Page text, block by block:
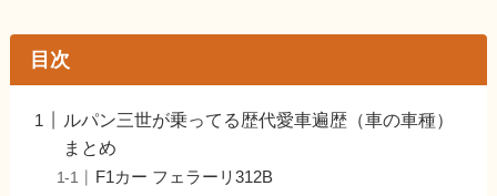
目次
ルパン三世が乗ってる歴代愛車遍歴（車の車種）
まとめ
F1カー フェラーリ312B